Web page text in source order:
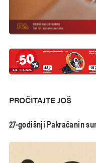
PROČITAJTE JOŠ
27-godišnji Pakračanin